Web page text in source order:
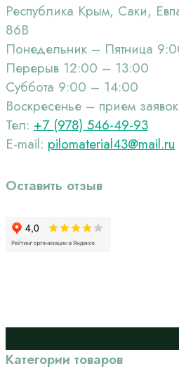
Республика Крым, Саки,
86В
Понедельник – Пятница
Перерыв 12:00 – 13:00
Суббота 9:00 – 14:00
Воскресенье – прием
Тел: +7 (978) 546-49-93
Е-mail: pilomaterial43@mail.ru
Оставить отзыв
Категории товаров